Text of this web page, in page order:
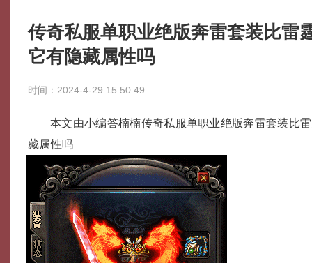
传奇私服单职业绝版奔雷套装比雷
它有隐藏属性吗
时间：2024-4-29 15:50:49
本文由小编答楠楠传奇私服单职业绝版奔雷套装比
藏属性吗